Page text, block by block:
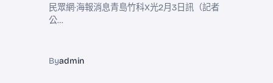
民眾網·海報消息青島竹科X光2月3日訊（記者
公…
Byadmin